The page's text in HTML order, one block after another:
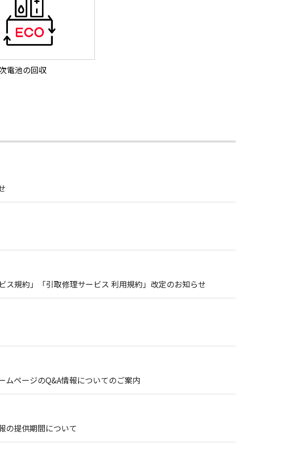
電池の回収
ス規約」「引取修理サービス 利用規約」改定のお知らせ
ムページのQ&A情報についてのご案内
の提供期間について